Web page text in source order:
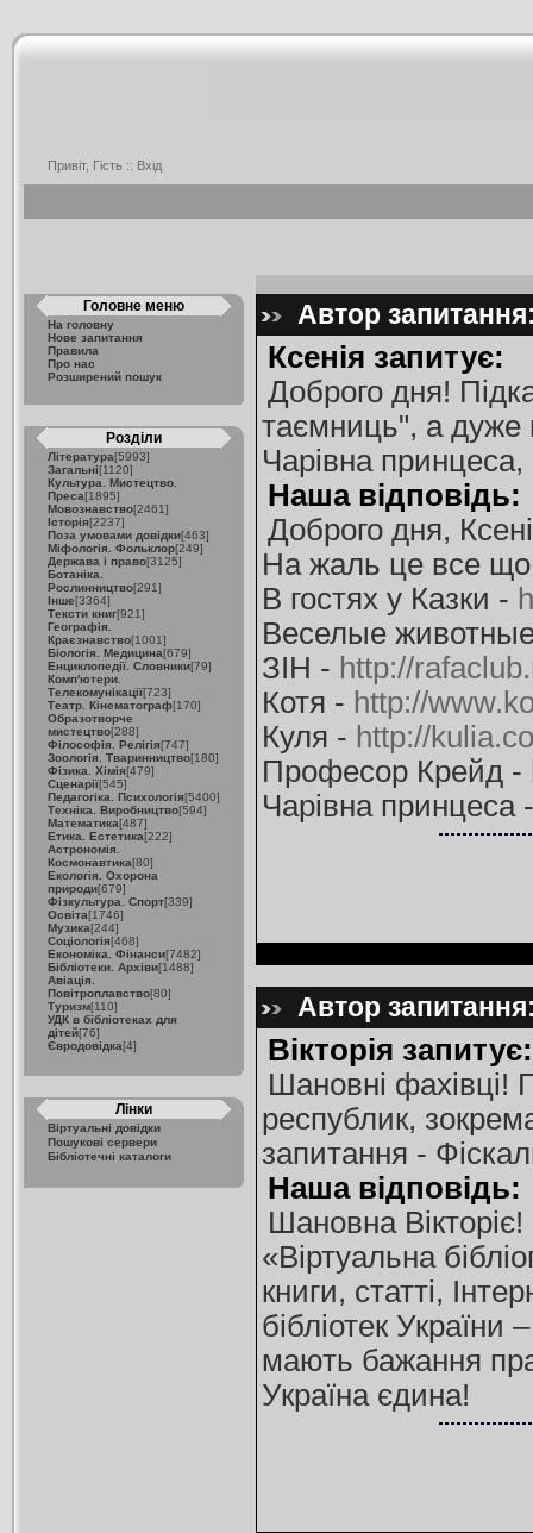
Привіт, Гість :: Вхід
Головне меню
На головну
Нове запитання
Правила
Про нас
Розширений пошук
Розділи
Література[5993]
Загальні[1120]
Культура. Мистецтво.
Преса[1895]
Мовознавство[2461]
Історія[2237]
Поза умовами довідки[463]
Міфологія. Фольклор[249]
Держава і право[3125]
Ботаніка.
Рослинництво[291]
Інше[3364]
Тексти книг[921]
Географія.
Краєзнавство[1001]
Біологія. Медицина[679]
Енциклопедії. Словники[79]
Комп'ютери.
Телекомунікації[723]
Театр. Кінематограф[170]
Образотворче
мистецтво[288]
Філософія. Релігія[747]
Зоологія. Тваринництво[180]
Фізика. Хімія[479]
Сценарії[545]
Педагогіка. Психологія[5400]
Техніка. Виробництво[594]
Математика[487]
Етика. Естетика[222]
Астрономія.
Космонавтика[80]
Екологія. Охорона
природи[679]
Фізкультура. Спорт[339]
Освіта[1746]
Музика[244]
Соціологія[468]
Економіка. Фінанси[7482]
Бібліотеки. Архіви[1488]
Авіація.
Повітроплавство[80]
Туризм[110]
УДК в бібліотеках для
дітей[76]
Євродовідка[4]
Лінки
Віртуальні довідки
Пошукові сервери
Бібліотечні каталоги
Автор
Ксенія запитує:
Доброго дня!
таємниць", а дуже
Чарівна
Наша відповідь:
Доброго дня,
На жаль це все
В гостях у Казки -
Веселые
ЗІН - http://
Котя - http://
Куля - http://
Професор Крейд -
Чарівна принцеса
Автор
Вікторія запитує:
Шановні фахівці!
республик,
запитання -
Наша відповідь:
Шановна Вікторіє!
«Віртуальна
книги, статті,
бібліотек України
мають бажання
Україна єдина!